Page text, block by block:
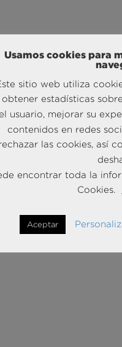
Usamos cookies para
sitio web utiliza
obtener estadísticas
usuario, mejorar su
contenidos en redes
las cookies, así
encontrar toda la
Cookies.
Aceptar